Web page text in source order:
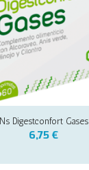
Ns Digestconfort Gases
6,75€